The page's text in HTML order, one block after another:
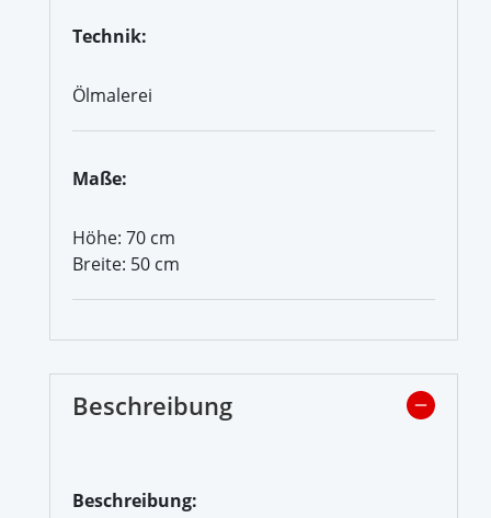
Technik:
Ölmalerei
Maße:
Höhe: 70 cm
Breite: 50 cm
Beschreibung
Beschreibung: